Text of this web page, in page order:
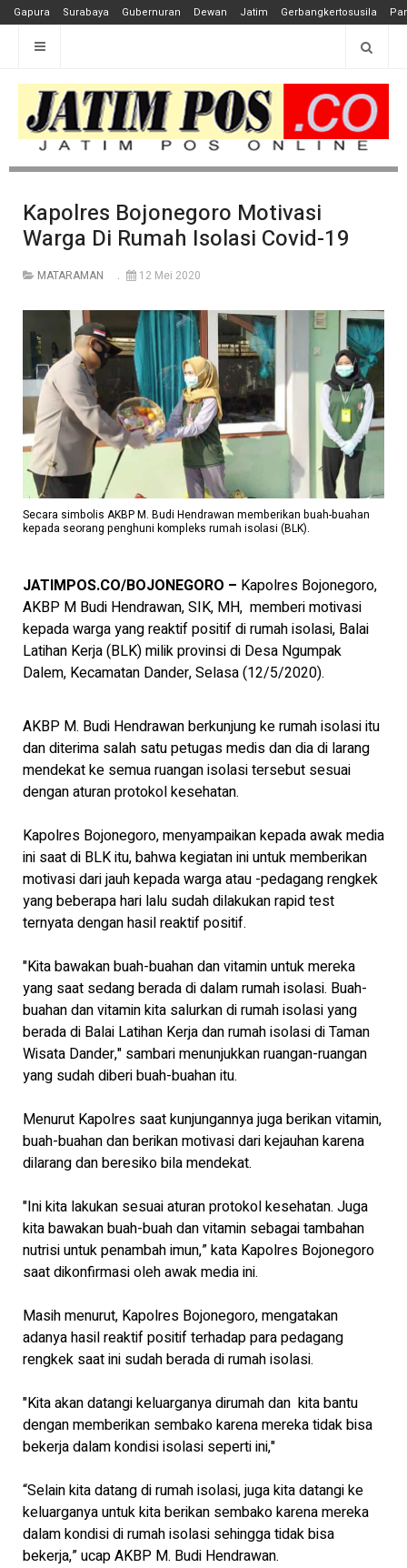
Gapura Surabaya Gubernuran Dewan Jatim Gerbangkertosusila
Kapolres Bojonegoro Motivasi
Warga Di Rumah Isolasi Covid-19
MATARAMAN 12 Mei 2020
Secara simbolis AKBP M. Budi Hendrawan memberikan buah-buahan
kepada seorang penghuni kompleks rumah isolasi (BLK).
JATIMPOS.CO/BOJONEGORO – Kapolres Bojonegoro,
AKBP M Budi Hendrawan, SIK, MH, memberi motivasi
kepada warga yang reaktif positif di rumah isolasi, Balai
Latihan Kerja (BLK) milik provinsi di Desa Ngumpak
Dalem, Kecamatan Dander, Selasa (12/5/2020).
AKBP M. Budi Hendrawan berkunjung ke rumah isolasi itu
dan diterima salah satu petugas medis dan dia di larang
mendekat ke semua ruangan isolasi tersebut sesuai
dengan aturan protokol kesehatan.
Kapolres Bojonegoro, menyampaikan kepada awak media
ini saat di BLK itu, bahwa kegiatan ini untuk memberikan
motivasi dari jauh kepada warga atau -pedagang rengkek
yang beberapa hari lalu sudah dilakukan rapid test
ternyata dengan hasil reaktif positif.
"Kita bawakan buah-buahan dan vitamin untuk mereka
yang saat sedang berada di dalam rumah isolasi. Buah-
buahan dan vitamin kita salurkan di rumah isolasi yang
berada di Balai Latihan Kerja dan rumah isolasi di Taman
Wisata Dander," sambari menunjukkan ruangan-ruangan
yang sudah diberi buah-buahan itu.
Menurut Kapolres saat kunjungannya juga berikan vitamin,
buah-buahan dan berikan motivasi dari kejauhan karena
dilarang dan beresiko bila mendekat.
"Ini kita lakukan sesuai aturan protokol kesehatan. Juga
kita bawakan buah-buah dan vitamin sebagai tambahan
nutrisi untuk penambah imun,” kata Kapolres Bojonegoro
saat dikonfirmasi oleh awak media ini.
Masih menurut, Kapolres Bojonegoro, mengatakan
adanya hasil reaktif positif terhadap para pedagang
rengkek saat ini sudah berada di rumah isolasi.
"Kita akan datangi keluarganya dirumah dan kita bantu
dengan memberikan sembako karena mereka tidak bisa
bekerja dalam kondisi isolasi seperti ini,"
“Selain kita datang di rumah isolasi, juga kita datangi ke
keluarganya untuk kita berikan sembako karena mereka
dalam kondisi di rumah isolasi sehingga tidak bisa
bekerja,” ucap AKBP M. Budi Hendrawan.